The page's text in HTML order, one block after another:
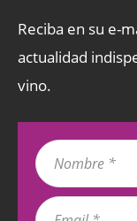
Reciba en su e-
actualidad
vino.